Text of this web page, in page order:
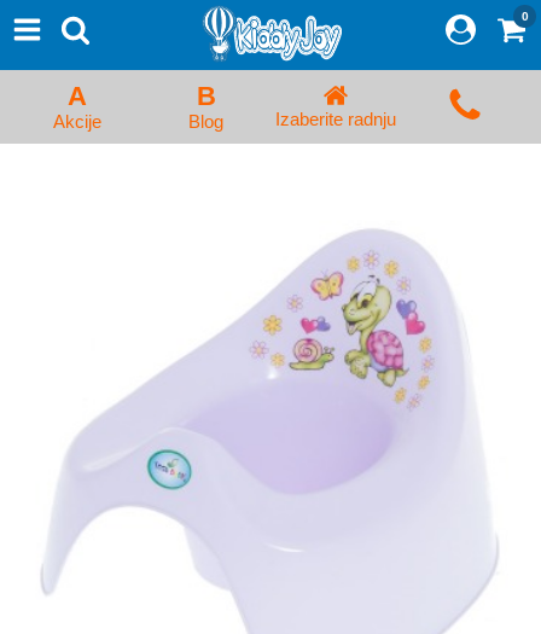
Proizvodi
Početna Prijava/Registracija
Kolica za bebe i dečija kolica
Hranilice, flašice i cucle
Monitori, Ogradice i tricikli
Posteljine, vrećice i baldahini
Odeća i obuća
0
A
Akcije
B
Blog Izaberite radnju